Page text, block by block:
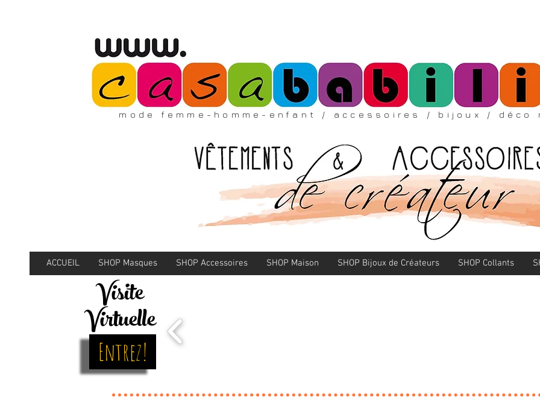
mode femme-homme-enfant / accessoires / bijoux / déco
ACCUEIL SHOP Masques SHOP Accessoires SHOP Maison SHOP Bijoux de Créateurs SHOP Collants
Visite
Virtuelle
Entrez!